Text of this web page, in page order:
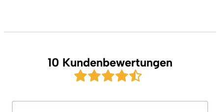
10 Kundenbewertungen